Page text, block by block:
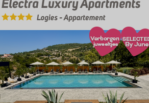
Logies-Appartement